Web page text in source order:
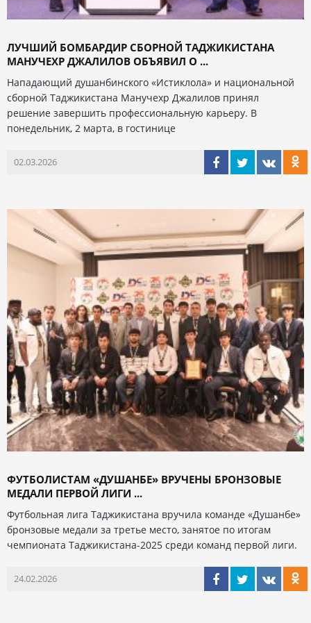
ЛУЧШИЙ БОМБАРДИР СБОРНОЙ ТАДЖИКИСТАНА
МАНУЧЕХР ДЖАЛИЛОВ ОБЪЯВИЛ О ...
Нападающий душанбинского «Истиклола» и национальной
сборной Таджикистана Манучехр Джалилов принял
решение завершить профессиональную карьеру. В
понедельник, 2 марта, в гостинице
02.03.2026
ФУТБОЛИСТАМ «ДУШАНБЕ» ВРУЧЕНЫ БРОНЗОВЫЕ
МЕДАЛИ ПЕРВОЙ ЛИГИ ...
Футбольная лига Таджикистана вручила команде «Душанбе»
бронзовые медали за третье место, занятое по итогам
чемпионата Таджикистана-2025 среди команд первой лиги.
24.02.2026